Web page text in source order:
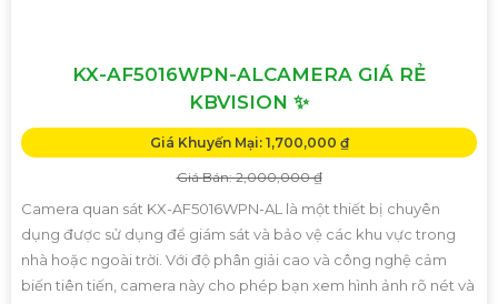
KX-AF5016WPN-ALCAMERA GIÁ RẺ
KBVISION ✨
Giá Khuyến Mại: 1,700,000 ₫
Giá Bán: 2,000,000 ₫
Camera quan sát KX-AF5016WPN-AL là một thiết bị chuyên
dụng được sử dụng để giám sát và bảo vệ các khu vực trong
nhà hoặc ngoài trời. Với độ phân giải cao và công nghệ cảm
biến tiên tiến, camera này cho phép bạn xem hình ảnh rõ nét và